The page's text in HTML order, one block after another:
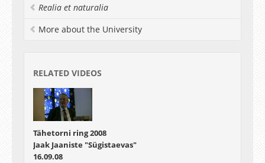
Realia et naturalia
More about the University
RELATED VIDEOS
Tähetorni ring 2008
Jaak Jaaniste "Sügistaevas"
16.09.08